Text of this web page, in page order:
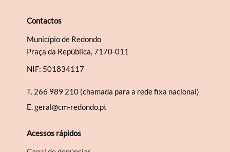
Contactos
Município de Redondo
Praça da República, 7170-011
NIF: 501834117
T. 266 989 210 (chamada para a rede fixa nacional)
E.geral@cm-redondo.pt
Acessos rápidos